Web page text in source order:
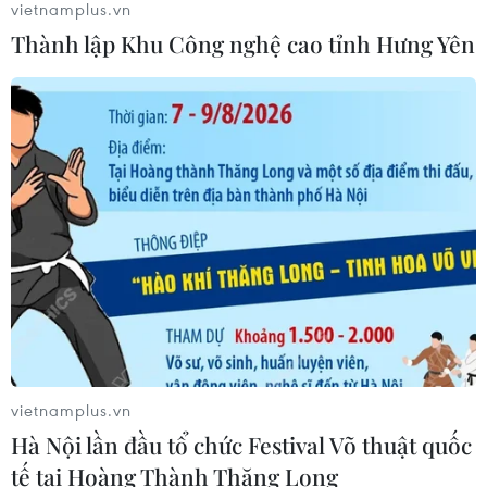
06/08/2026 02:12
Triều Tiên mở đường bay Bình
Nhưỡng-Wonsan Kalma thúc đẩy du
lịch
06/08/2026 02:05
Giá vàng ngày 6/8: Bảng giá tại các
công ty vàng bạc đá quý
06/08/2026 01:54
Giá dầu thô biến động nhẹ khi triển
vọng đàm phán Trung Đông vẫn khó
đoán
06/08/2026 00:26
vietnamplus.vn
Thành lập Khu Công nghệ cao tỉnh Hưng Yên
vietnamplus.vn
Hà Nội lần đầu tổ chức Festival Võ thuật quốc
tế tại Hoàng Thành Thăng Long